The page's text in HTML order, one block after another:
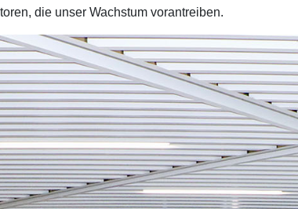
die unser Wachstum vorantreiben.